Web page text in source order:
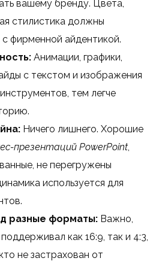
вашему бренду. Цвета,
стилистика должны
с фирменной айдентикой.
Анимации, графики,
с текстом и изображения
тем легче
Ничего лишнего. Хорошие
презентаций PowerPoint,
не перегружены
используется для
разные форматы: Важно,
как 16:9, так и 4:3,
не застрахован от